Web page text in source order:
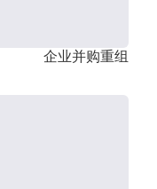
企业并购重组